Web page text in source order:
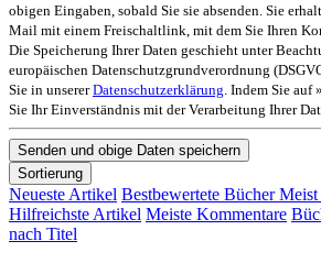
obigen Eingaben, sobald Sie sie absenden. Sie
Mail mit einem Freischaltlink, mit dem Sie Ihren
Die Speicherung Ihrer Daten geschieht unter
europäischen Datenschutzgrundverordnung
Sie in unsererDatenschutzerklärung . Indem Sie
Sie Ihr Einverständnis mit der Verarbeitung Ihrer
Sortierung
Neueste Artikel Bestbewertete BücherMeist
Hilfreichste Artikel Meiste Kommentare
nach Titel